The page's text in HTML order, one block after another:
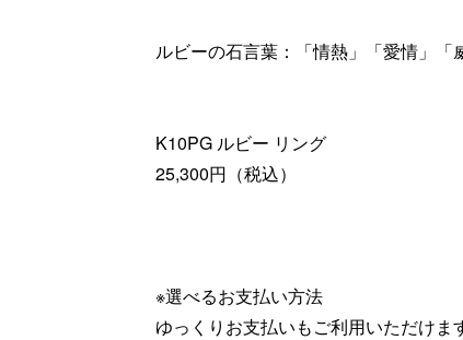
ルビーの石言葉：「情熱」「愛情」「
K10PG ルビー リング
25,300円（税込）
※選べるお支払い方法
ゆっくりお支払いもご利用いただけま